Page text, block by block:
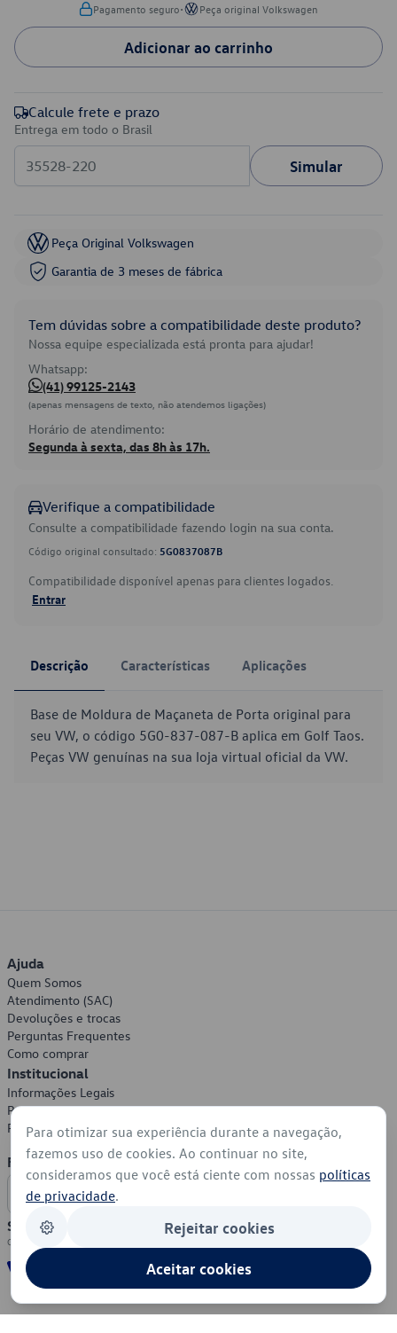
Pagamento seguro• Peça original Volkswagen
Adicionar ao carrinho
Calcule frete e prazo
Entrega em todo o Brasil
Simular
Peça Original Volkswagen
Garantia de 3 meses de fábrica
Tem dúvidas sobre a compatibilidade deste produto?
Nossa equipe especializada está pronta para ajudar!
Whatsapp:
(41) 99125-2143
(apenas mensagens de texto, não atendemos ligações)
Horário de atendimento:
Segunda à sexta, das 8h às 17h.
Verifique a compatibilidade
Consulte a compatibilidade fazendo login na sua conta.
Código original consultado: 5G0837087B
Compatibilidade disponível apenas para clientes logados.
Entrar
Descrição Características Aplicações
Base de Moldura de Maçaneta de Porta original para
seu VW, o código 5G0-837-087-B aplica em Golf Taos.
Peças VW genuínas na sua loja virtual oficial da VW.
Ajuda
Quem Somos
Atendimento (SAC)
Devoluções e trocas
Perguntas Frequentes
Como comprar
Institucional
Informações Legais
Política de Privacidade
Política de Cookies
Formas de Pagamento
Segurança
Para otimizar sua experiência durante a navegação,
fazemos uso de cookies. Ao continuar no site,
consideramos que você está ciente com nossas políticas
de privacidade.
Rejeitar cookies
Aceitar cookies